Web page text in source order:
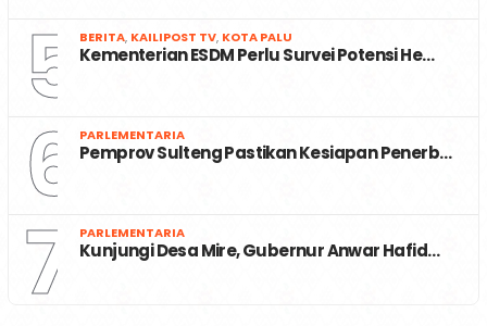
5 BERITA, KAILIPOST TV, KOTA PALU
Kementerian ESDM Perlu Survei Potensi He…
6 PARLEMENTARIA
Pemprov Sulteng Pastikan Kesiapan Penerb…
7 PARLEMENTARIA
Kunjungi Desa Mire, Gubernur Anwar Hafid…